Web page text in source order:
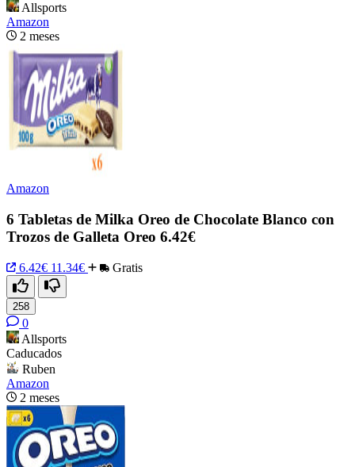
Allsports
Amazon
2 meses
Amazon
6 Tabletas de Milka Oreo de Chocolate Blanco con
Trozos de Galleta Oreo 6.42€
6.42€ 11.34€ Gratis
258
0
Allsports
Caducados
Ruben
Amazon
2 meses